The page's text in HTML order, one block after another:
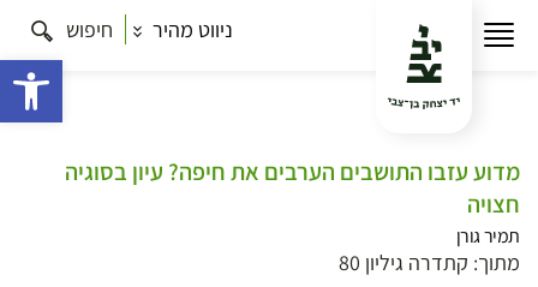
ניווט מהיר חיפוש
מדוע עזבו התושבים הערבים את חיפה? עיון בסוגיה
חצויה
תמיר גורן
מתוך: קתדרה גיליון 80